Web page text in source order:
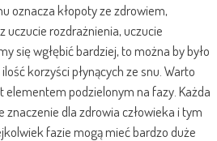
oznacza kłopoty ze zdrowiem,
uczucie rozdrażnienia, uczucie
się wgłębić bardziej, to można by było
korzyści płynących ze snu. Warto
elementem podzielonym na fazy. Każda
znaczenie dla zdrowia człowieka i tym
fazie mogą mieć bardzo duże